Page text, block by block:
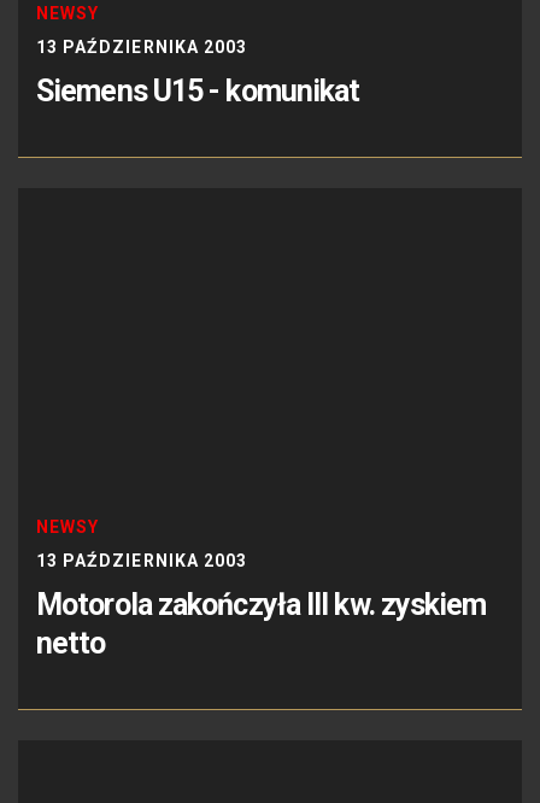
NEWSY
13 PAŹDZIERNIKA 2003
Siemens U15 - komunikat
NEWSY
13 PAŹDZIERNIKA 2003
Motorola zakończyła III kw. zyskiem
netto